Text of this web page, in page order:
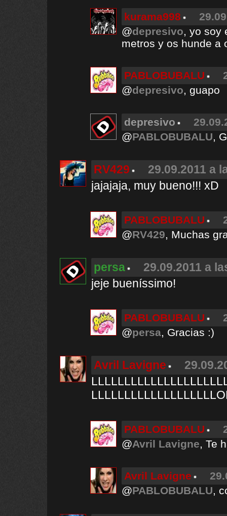
kurama998
@depresivo, yo soy
metros y os hunde a
PABLOBUBALU
@depresivo, guapo
depresivo
@PABLOBUBALU,
RV429
29.09.2011 a
jajajaja, muy bueno!!! xD
PABLOBUBALU
@RV429, Muchas
persa
29.09.2011 a
jeje bueníssimo!
PABLOBUBALU
@persa, Gracias :)
Avril Lavigne
PABLOBUBALU
@Avril Lavigne, Te
Avril Lavigne
@PABLOBUBALU,